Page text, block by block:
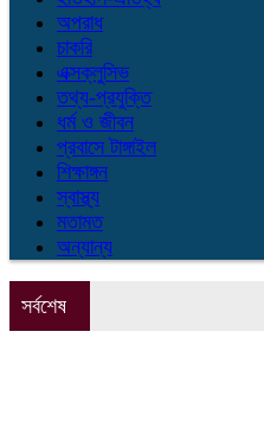
অপরাধ
চাকরি
এক্সক্লুসিভ
তথ্য-প্রযুক্তি
ধর্ম ও জীবন
প্রবাসে টাঙ্গাইল
শিক্ষাঙ্গন
স্বাস্থ্য
মতামত
অন্যান্য
সর্বশেষ